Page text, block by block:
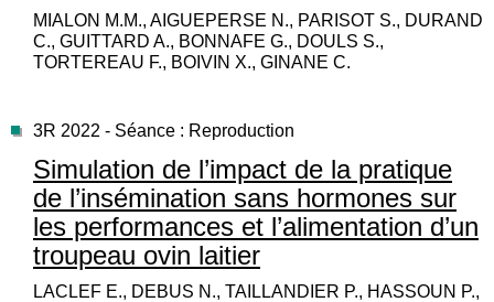
MIALON M.M., AIGUEPERSE N., PARISOT S., DURAND
C., GUITTARD A., BONNAFE G., DOULS S.,
TORTEREAU F., BOIVIN X., GINANE C.
3R 2022 - Séance : Reproduction
Simulation de l’impact de la pratique
de l’insémination sans hormones sur
les performances et l’alimentation d’un
troupeau ovin laitier
LACLEF E., DEBUS N., TAILLANDIER P., HASSOUN P.,